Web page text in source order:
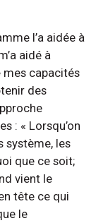
l’a aidée à
aidé à
capacités
des
: « Lorsqu’on
système, les
que ce soit;
vient le
tête ce qui
le